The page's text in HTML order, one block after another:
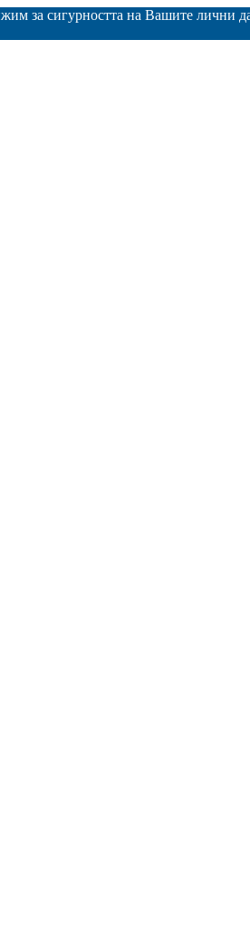
за сигурността на Вашите лични